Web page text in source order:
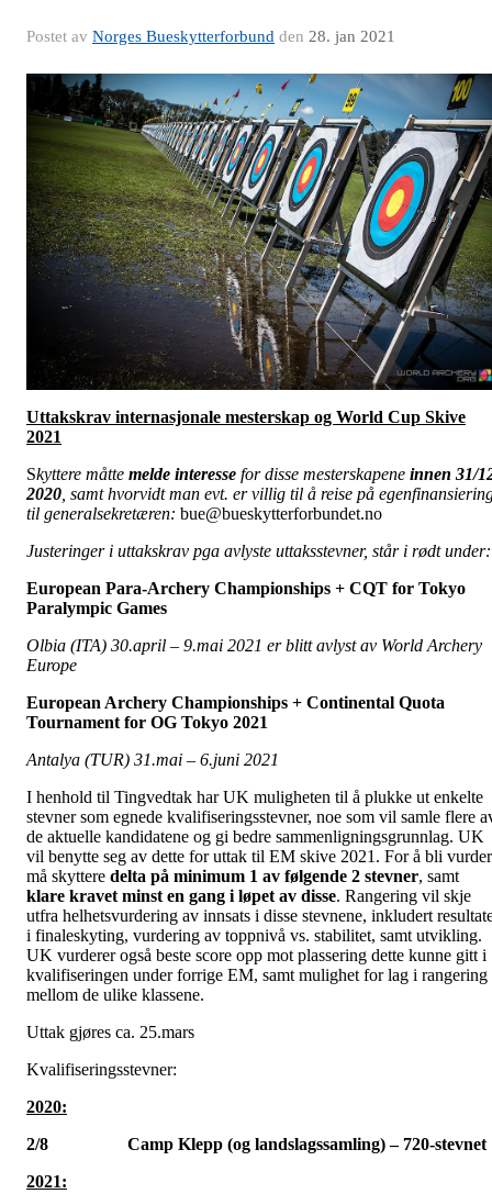
Postet av Norges Bueskytterforbund den 28. jan 2021
Uttakskrav internasjonale mesterskap og World Cup Skive
2021
Skyttere måtte melde interesse for disse mesterskapene innen 31/
2020 , samt hvorvidt man evt. er villig til å reise på
til generalsekretæren: bue@bueskytterforbundet.no
Justeringer i uttakskrav pga avlyste uttaksstevner, står i rødt under:
European Para-Archery Championships + CQT for Tokyo
Paralympic Games
Olbia (ITA) 30.april – 9.mai 2021 er blitt avlyst av World Archery
Europe
European Archery Championships + Continental Quota
Tournament for OG Tokyo 2021
Antalya (TUR) 31.mai – 6.juni 2021
I henhold til Tingvedtak har UK muligheten til å plukke ut enkelte
stevner som egnede kvalifiseringsstevner, noe som vil samle flere
de aktuelle kandidatene og gi bedre sammenligningsgrunnlag. UK
vil benytte seg av dette for uttak til EM skive 2021. For å bli
må skyttere delta på minimum 1 av følgende 2 stevner, samt
klare kravet minst en gang i løpet av disse. Rangering vil skje
utfra helhetsvurdering av innsats i disse stevnene, inkludert
i finaleskyting, vurdering av toppnivå vs. stabilitet, samt utvikling.
UK vurderer også beste score opp mot plassering dette kunne gitt i
kvalifiseringen under forrige EM, samt mulighet for lag i rangering
mellom de ulike klassene.
Uttak gjøres ca. 25.mars
Kvalifiseringsstevner:
2020:
2/8 Camp Klepp (og landslagssamling) – 720-stevnet
2021: